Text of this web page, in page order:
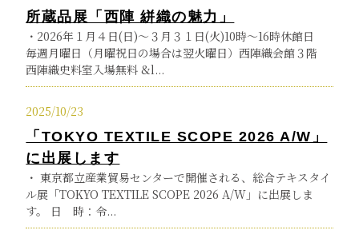
所蔵品展「西陣 絣織の魅力」
・2026年１月４日(日)～３月３１日(火)10時～16時休館日
毎週月曜日（月曜祝日の場合は翌火曜日）西陣織会館３階
西陣織史料室入場無料 &l...
2025/10/23
「TOKYO TEXTILE SCOPE 2026 A/W」
に出展します
・ 東京都立産業貿易センターで開催される、総合テキスタイ
ル展「TOKYO TEXTILE SCOPE 2026 A/W」に出展しま
す。 日 時：令...